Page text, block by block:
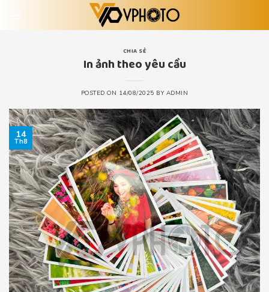
CHIA SẺ
In ảnh theo yêu cầu
POSTED ON 14/08/2025 BY ADMIN
14
Th8